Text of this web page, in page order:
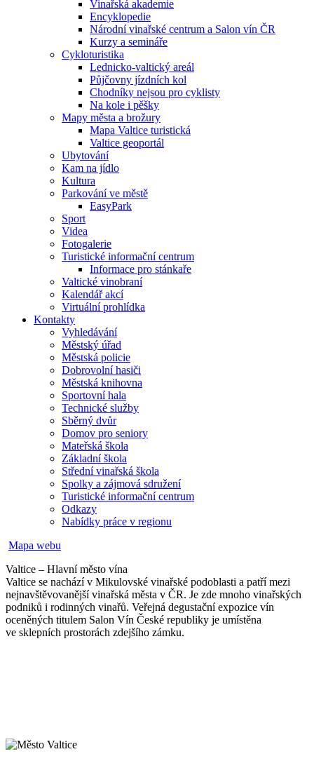
Vinařská akademie
Encyklopedie
Národní vinařské centrum a Salon vín ČR
Kurzy a semináře
Cykloturistika
Lednicko-valtický areál
Půjčovny jízdních kol
Chodníky nejsou pro cyklisty
Na kole i pěšky
Mapy města a brožury
Mapa Valtice turistická
Valtice geoportál
Ubytování
Kam na jídlo
Kultura
Parkování ve městě
EasyPark
Sport
Videa
Fotogalerie
Turistické informační centrum
Informace pro stánkaře
Valtické vinobraní
Kalendář akcí
Virtuální prohlídka
Kontakty
Vyhledávání
Městský úřad
Městská policie
Dobrovolní hasiči
Městská knihovna
Sportovní hala
Technické služby
Sběrný dvůr
Domov pro seniory
Mateřská škola
Základní škola
Střední vinařská škola
Spolky a zájmová sdružení
Turistické informační centrum
Odkazy
Nabídky práce v regionu
Mapa webu
Valtice – Hlavní město vína
Valtice se nachází v Mikulovské vinařské podoblasti a patří mezi
nejnavštěvovanější vinařská města v ČR. Je zde mnoho vinařských
podniků i rodinných vinařů. Veřejná degustační expozice vín
oceněných titulem Salon Vín České republiky je umístěna
ve sklepních prostorách zdejšího zámku.